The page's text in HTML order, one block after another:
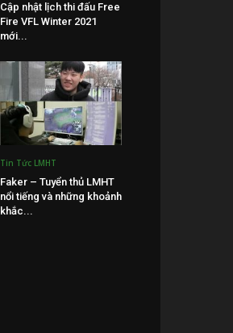
Cập nhật lịch thi đấu Free
Fire VFL Winter 2021
mới...
Tin Tức LMHT
Faker – Tuyển thủ LMHT
nổi tiếng và những khoảnh
khắc...